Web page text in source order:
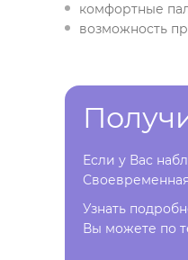
комфортные
возможность
Если у Вас
Узнать
Вы можете по